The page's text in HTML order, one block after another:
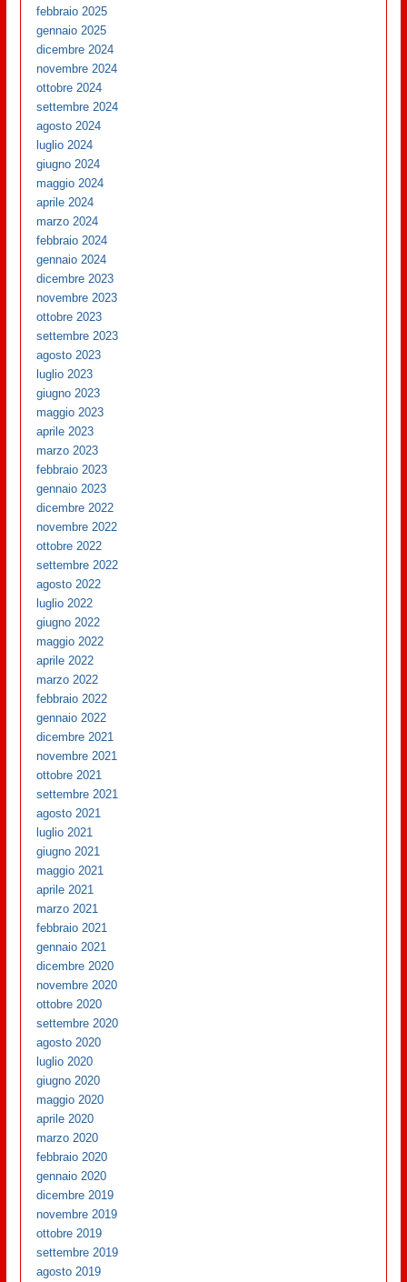
febbraio 2025
gennaio 2025
dicembre 2024
novembre 2024
ottobre 2024
settembre 2024
agosto 2024
luglio 2024
giugno 2024
maggio 2024
aprile 2024
marzo 2024
febbraio 2024
gennaio 2024
dicembre 2023
novembre 2023
ottobre 2023
settembre 2023
agosto 2023
luglio 2023
giugno 2023
maggio 2023
aprile 2023
marzo 2023
febbraio 2023
gennaio 2023
dicembre 2022
novembre 2022
ottobre 2022
settembre 2022
agosto 2022
luglio 2022
giugno 2022
maggio 2022
aprile 2022
marzo 2022
febbraio 2022
gennaio 2022
dicembre 2021
novembre 2021
ottobre 2021
settembre 2021
agosto 2021
luglio 2021
giugno 2021
maggio 2021
aprile 2021
marzo 2021
febbraio 2021
gennaio 2021
dicembre 2020
novembre 2020
ottobre 2020
settembre 2020
agosto 2020
luglio 2020
giugno 2020
maggio 2020
aprile 2020
marzo 2020
febbraio 2020
gennaio 2020
dicembre 2019
novembre 2019
ottobre 2019
settembre 2019
agosto 2019